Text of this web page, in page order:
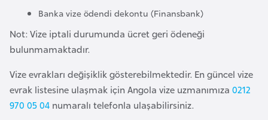
Banka vize ödendi dekontu (Finansbank)
Not: Vize iptali durumunda ücret geri ödeneği
bulunmamaktadır.
Vize evrakları değişiklik gösterebilmektedir. En güncel vize
evrak listesine ulaşmak için Angola vize uzmanımıza 0212
970 05 04 numaralı telefonla ulaşabilirsiniz.
r
u
B
e